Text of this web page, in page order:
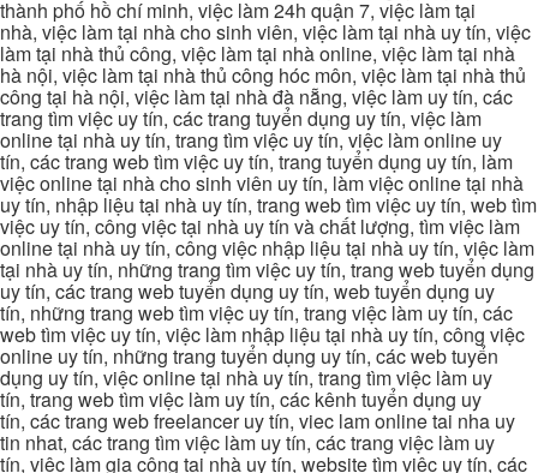
thành phố hồ chí minh, việc làm 24h quận 7, việc làm tại
nhà, việc làm tại nhà cho sinh viên, việc làm tại nhà uy tín, việc
làm tại nhà thủ công, việc làm tại nhà online, việc làm tại nhà
hà nội, việc làm tại nhà thủ công hóc môn, việc làm tại nhà thủ
công tại hà nội, việc làm tại nhà đà nẵng, việc làm uy tín, các
trang tìm việc uy tín, các trang tuyển dụng uy tín, việc làm
online tại nhà uy tín, trang tìm việc uy tín, việc làm online uy
tín, các trang web tìm việc uy tín, trang tuyển dụng uy tín, làm
việc online tại nhà cho sinh viên uy tín, làm việc online tại nhà
uy tín, nhập liệu tại nhà uy tín, trang web tìm việc uy tín, web tìm
việc uy tín, công việc tại nhà uy tín và chất lượng, tìm việc làm
online tại nhà uy tín, công việc nhập liệu tại nhà uy tín, việc làm
tại nhà uy tín, những trang tìm việc uy tín, trang web tuyển dụng
uy tín, các trang web tuyển dụng uy tín, web tuyển dụng uy
tín, những trang web tìm việc uy tín, trang việc làm uy tín, các
web tìm việc uy tín, việc làm nhập liệu tại nhà uy tín, công việc
online uy tín, những trang tuyển dụng uy tín, các web tuyển
dụng uy tín, việc online tại nhà uy tín, trang tìm việc làm uy
tín, trang web tìm việc làm uy tín, các kênh tuyển dụng uy
tín, các trang web freelancer uy tín, viec lam online tai nha uy
tin nhat, các trang tìm việc làm uy tín, các trang việc làm uy
tín, việc làm gia công tại nhà uy tín, website tìm việc uy tín, các